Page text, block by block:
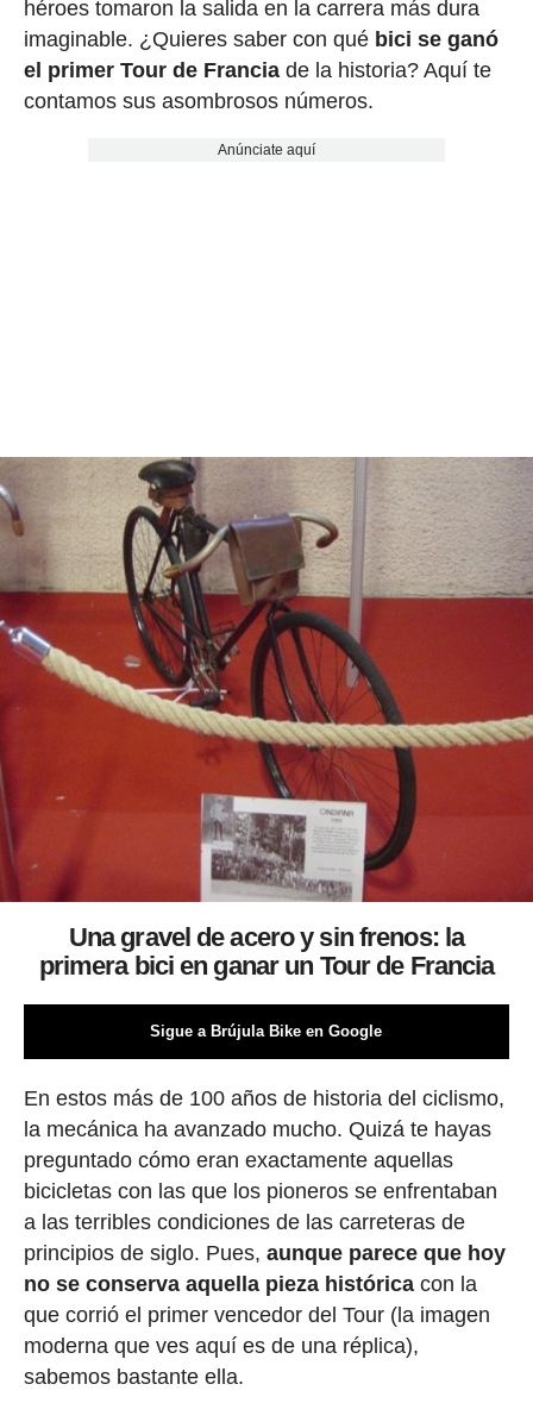
héroes tomaron la salida en la carrera más dura
imaginable. ¿Quieres saber con qué bici se ganó
el primer Tour de Franciade la historia? Aquí te
contamos sus asombrosos números.
Anúnciate aquí
Una gravel de acero y sin frenos: la
primera bici en ganar un Tour de Francia
Sigue a Brújula Bike en Google
En estos más de 100 años de historia del ciclismo,
la mecánica ha avanzado mucho. Quizá te hayas
preguntado cómo eran exactamente aquellas
bicicletas con las que los pioneros se enfrentaban
a las terribles condiciones de las carreteras de
principios de siglo. Pues, aunque parece que hoy
no se conserva aquella pieza históricacon la
que corrió el primer vencedor del Tour (la imagen
moderna que ves aquí es de una réplica),
sabemos bastante ella.